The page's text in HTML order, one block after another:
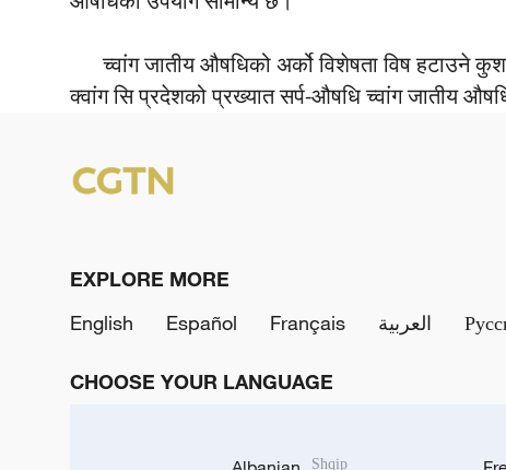
च्वांग जातीय औषधिको अर्को विशेषता विष हटाउने
क्वांग सि प्रदेशको प्रख्यात सर्प-औषधि च्वांग जातीय
EXPLORE MORE
English
Español Français العربية
CHOOSE YOUR LANGUAGE
Shqip